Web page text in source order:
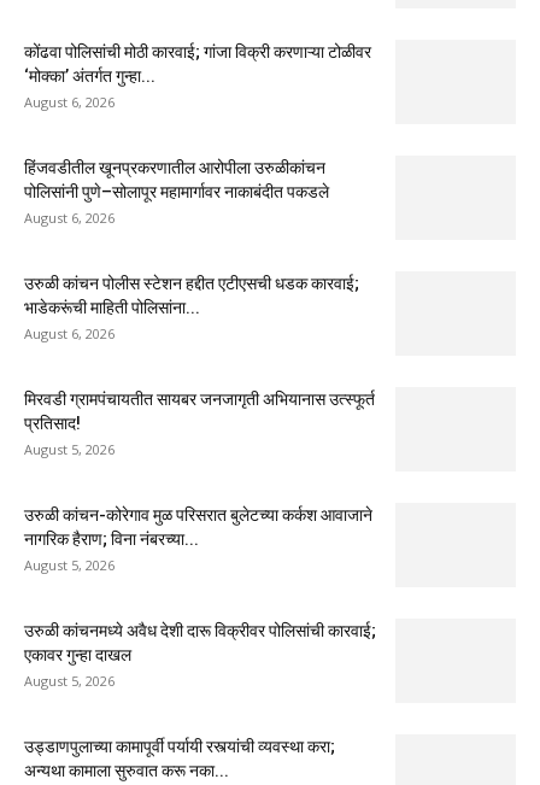
कोंढवा पोलिसांची मोठी कारवाई; गांजा विक्री करणाऱ्या टोळीवर
‘मोक्का’ अंतर्गत गुन्हा...
August 6, 2026
हिंजवडीतील खूनप्रकरणातील आरोपीला उरुळीकांचन
पोलिसांनी पुणे–सोलापूर महामार्गावर नाकाबंदीत पकडले
August 6, 2026
उरुळी कांचन पोलीस स्टेशन हद्दीत एटीएसची धडक कारवाई;
भाडेकरूंची माहिती पोलिसांना...
August 6, 2026
मिरवडी ग्रामपंचायतीत सायबर जनजागृती अभियानास उत्स्फूर्त
प्रतिसाद!
August 5, 2026
उरुळी कांचन-कोरेगाव मुळ परिसरात बुलेटच्या कर्कश आवाजाने
नागरिक हैराण; विना नंबरच्या...
August 5, 2026
उरुळी कांचनमध्ये अवैध देशी दारू विक्रीवर पोलिसांची कारवाई;
एकावर गुन्हा दाखल
August 5, 2026
उड्डाणपुलाच्या कामापूर्वी पर्यायी रस्त्यांची व्यवस्था करा;
अन्यथा कामाला सुरुवात करू नका...